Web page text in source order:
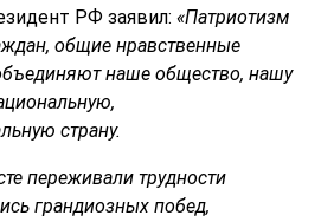
РФ заявил: «Патриотизм
общие нравственные
наше общество, нашу
страну.
переживали трудности
грандиозных побед,